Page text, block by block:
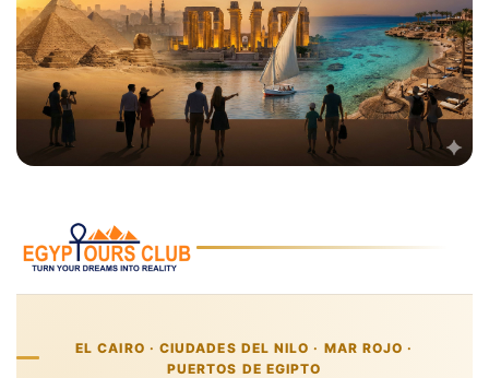
EL CAIRO · CIUDADES DEL NILO · MAR ROJO ·
PUERTOS DE EGIPTO